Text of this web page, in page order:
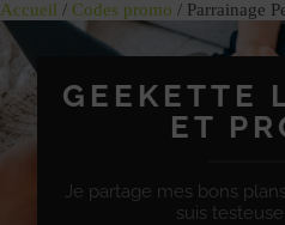
Accueil / Codes promo / Parrainage
GEEKETTE
ET
Je partage mes bons
suis